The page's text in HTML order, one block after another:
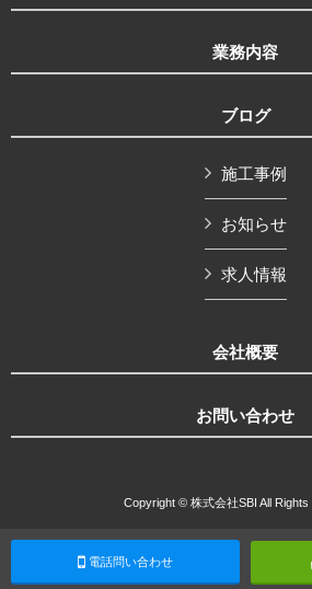
業務内容
ブログ
施工事例
お知らせ
求人情報
会社概要
お問い合わせ
Copyright © 株式会社SBI All Rights
電話問い合わせ